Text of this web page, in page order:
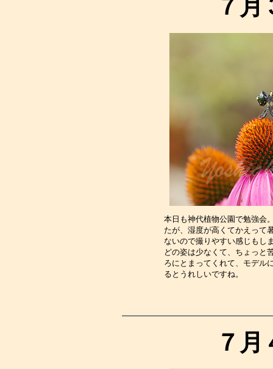
７
本日も神代植物公園で勉強会
たが、湿度が高くてかえって
ないので撮りやすい感じもし
どの姿は少なくて、ちょっと
ろにとまってくれて、モデル
るとう
７